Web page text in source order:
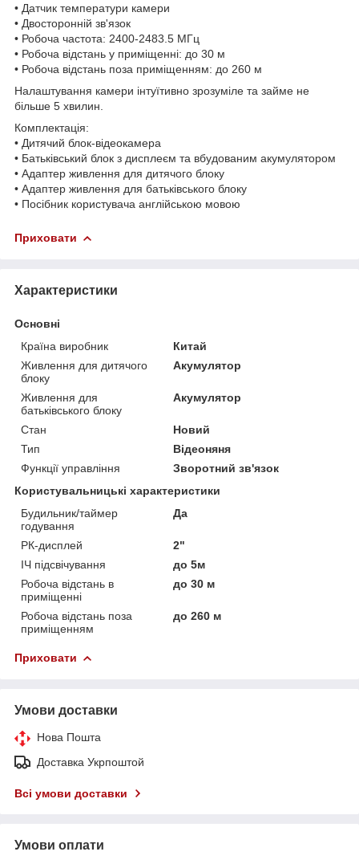
• Датчик температури камери
• Двосторонній зв'язок
• Робоча частота: 2400-2483.5 МГц
• Робоча відстань у приміщенні: до 30 м
• Робоча відстань поза приміщенням: до 260 м
Налаштування камери інтуїтивно зрозуміле та займе не
більше 5 хвилин.
Комплектація:
• Дитячий блок-відеокамера
• Батьківський блок з дисплеєм та вбудованим акумулятором
• Адаптер живлення для дитячого блоку
• Адаптер живлення для батьківського блоку
• Посібник користувача англійською мовою
Приховати
Характеристики
Основні
Країна виробник
Китай
Живлення для дитячого
блоку
Акумулятор
Живлення для
батьківського блоку
Акумулятор
Стан
Новий
Тип
Відеоняня
Функції управління
Зворотний зв'язок
Користувальницькі характеристики
Будильник/таймер
годування
Да
РК-дисплей
2"
ІЧ підсвічування
до 5м
Робоча відстань в
приміщенні
до 30 м
Робоча відстань поза
приміщенням
до 260 м
Приховати
Умови доставки
Нова Пошта
Доставка Укрпоштой
Всі умови доставки
Умови оплати